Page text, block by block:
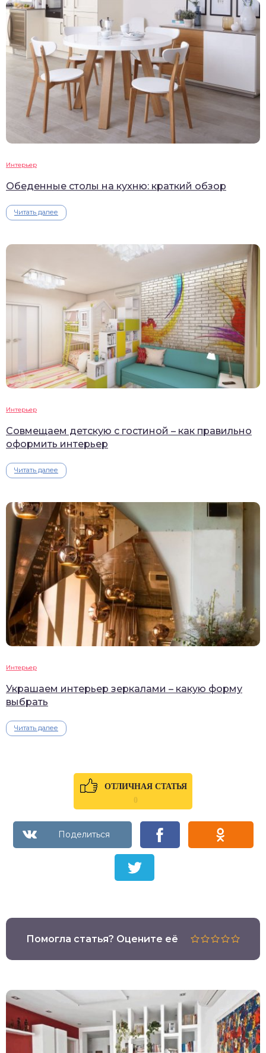
Интерьер
Обеденные столы на кухню: краткий обзор
Читать далее
Интерьер
Совмещаем детскую с гостиной – как правильно
оформить интерьер
Читать далее
Интерьер
Украшаем интерьер зеркалами – какую форму
выбрать
Читать далее
ОТЛИЧНАЯ СТАТЬЯ
0
Помогла статья? Оцените её